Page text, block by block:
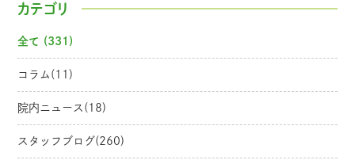
カテゴリ
全て (331)
コラム(11)
院内ニュース(18)
スタッフブログ(260)